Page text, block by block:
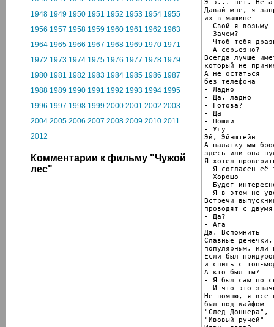
1948 1949 1950 1951 1952 1953 1954 1955
1956 1957 1958 1959 1960 1961 1962 1963
1964 1965 1966 1967 1968 1969 1970 1971
1972 1973 1974 1975 1976 1977 1978 1979
1980 1981 1982 1983 1984 1985 1986 1987
1988 1989 1990 1991 1992 1993 1994 1995
1996 1997 1998 1999 2000 2001 2002 2003
2004 2005 2006 2007 2008 2009 2010 2011
2012
Комментарии к фильму "Чужой
лес"
Э-э... нет. Не-а
Давай мне, я
их в машине
- Свой я возьму
- Зачем?
- Чтоб тебя
- А серьезно?
Всегда лучше
который не
А не остаться
без телефона
- Ладно
- Да, ладно
- Готова?
- Да
- Пошли
- Угу
Эй, Эйнштейн
А палатку мы
здесь или она
Я хотел
- Я согласен её
- Хорошо
- Будет
- Я в этом не
Встречи
проводят с
- Да?
- Ага
Да. Вспомнить
Славные
популярным, или
Если был
и спишь с топ-
А кто был ты?
- Я был сам по
- И что это
Не помню, я все
был под кайфом
"След Доннера",
"Ивовый ручей"